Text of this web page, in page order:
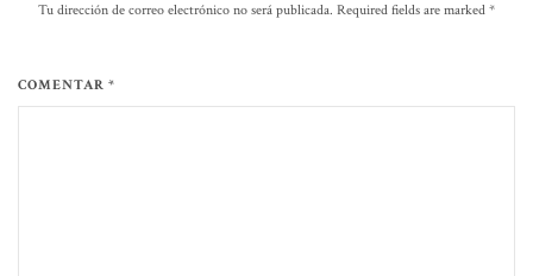
Tu dirección de correo electrónico no será publicada. Required fields are marked *
COMENTAR *